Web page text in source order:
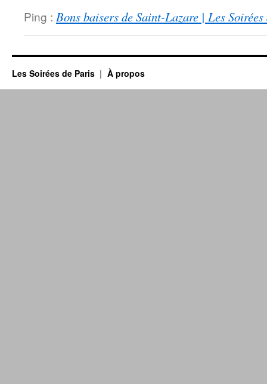
Ping : Bons baisers de Saint-Lazare | Les
Les Soirées de Paris À propos